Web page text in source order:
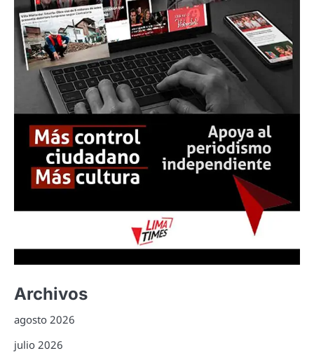
Archivos
agosto 2026
julio 2026